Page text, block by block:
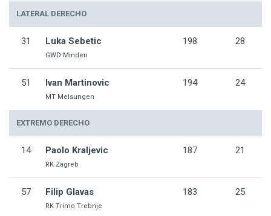
LATERAL DERECHO
31 Luka Sebetic
GWD Minden
198 28
51 Ivan Martinovic
MT Melsungen
194 24
EXTREMO DERECHO
14 Paolo Kraljevic
RK Zagreb
187 21
57 Filip Glavas
RK Trimo Trebnje
183 25